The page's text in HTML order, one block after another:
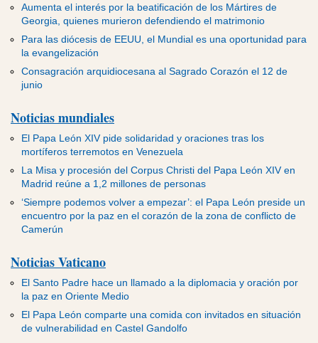
Aumenta el interés por la beatificación de los Mártires de
Georgia, quienes murieron defendiendo el matrimonio
Para las diócesis de EEUU, el Mundial es una oportunidad para
la evangelización
Consagración arquidiocesana al Sagrado Corazón el 12 de
junio
Noticias mundiales
El Papa León XIV pide solidaridad y oraciones tras los
mortíferos terremotos en Venezuela
La Misa y procesión del Corpus Christi del Papa León XIV en
Madrid reúne a 1,2 millones de personas
‘Siempre podemos volver a empezar’: el Papa León preside un
encuentro por la paz en el corazón de la zona de conflicto de
Camerún
Noticias Vaticano
El Santo Padre hace un llamado a la diplomacia y oración por
la paz en Oriente Medio
El Papa León comparte una comida con invitados en situación
de vulnerabilidad en Castel Gandolfo